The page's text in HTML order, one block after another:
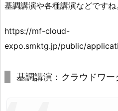
基調講演や各種講演などですね
https://mf-cloud-
expo.smktg.jp/public/
基調講演：クラウドワー